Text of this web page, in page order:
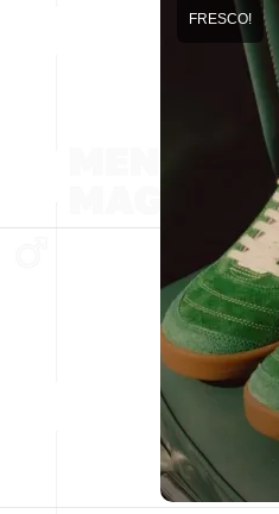
FRESCO!